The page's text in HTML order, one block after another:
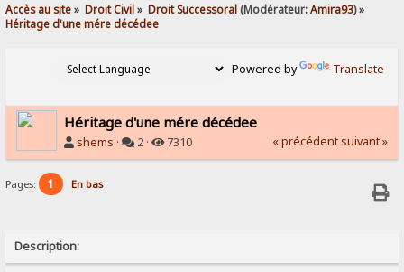
Accès au site» Droit Civil» Droit Successoral (Modérateur:Amira93) »
Héritage d'une mére décédee
Powered by Translate
Héritage d'une mére décédee
shems · 2 · 7310 « précédent suivant »
Pages: 1 En bas
Description: